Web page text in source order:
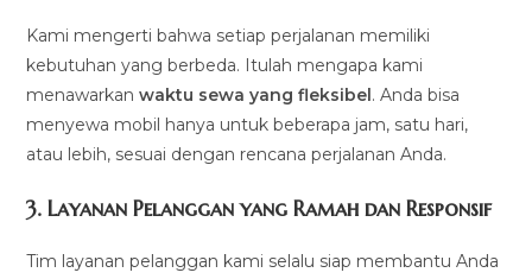
Kami mengerti bahwa setiap perjalanan memiliki
kebutuhan yang berbeda. Itulah mengapa kami
menawarkanwaktu sewa yang fleksibel. Anda bisa
menyewa mobil hanya untuk beberapa jam, satu hari,
atau lebih, sesuai dengan rencana perjalanan Anda.
3.Layanan Pelanggan yang Ramah dan Responsif
Tim layanan pelanggan kami selalu siap membantu Anda